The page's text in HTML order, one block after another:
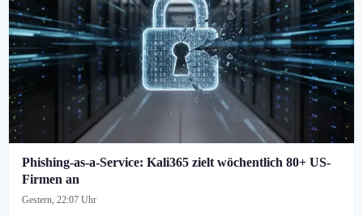
Phishing-as-a-Service: Kali365 zielt wöchentlich 80+ US-
Firmen an
Gestern, 22:07 Uhr